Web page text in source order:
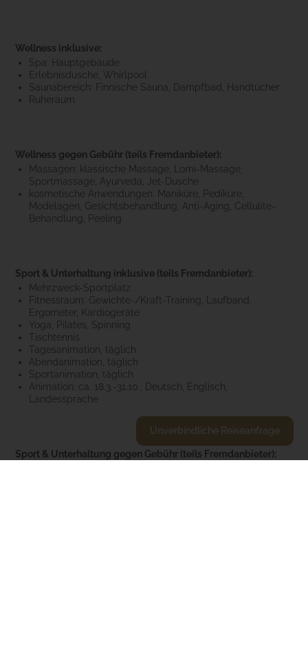
Wellness inklusive:
Spa: Hauptgebäude
Erlebnisdusche, Whirlpool
Saunabereich: Finnische Sauna, Dampfbad, Handtücher
Ruheraum
Wellness gegen Gebühr (teils Fremdanbieter):
Massagen: klassische Massage, Lomi-Massage,
Sportmassage, Ayurveda, Jet-Dusche
kosmetische Anwendungen: Maniküre, Pediküre,
Modelagen, Gesichtsbehandlung, Anti-Aging, Cellulite-
Behandlung, Peeling
Sport & Unterhaltung inklusive (teils Fremdanbieter):
Mehrzweck-Sportplatz
Fitnessraum: Gewichte-/Kraft-Training, Laufband,
Ergometer, Kardiogeräte
Yoga, Pilates, Spinning
Tischtennis
Tagesanimation, täglich
Abendanimation, täglich
Sportanimation, täglich
Animation: ca. 18.3.-31.10., Deutsch, Englisch,
Landessprache
Sport & Unterhaltung gegen Gebühr (teils Fremdanbieter):
Unverbindliche Reiseanfrage